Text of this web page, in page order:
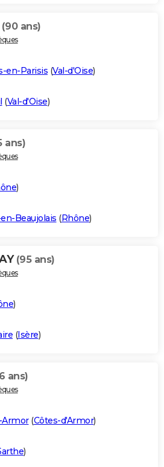
(90 ans)
en-Parisis (Val-d'Oise)
(Val-d'Oise)
ans)
)
Beaujolais (Rhône)
(95 ans)
)
(Isère)
ans)
Armor(Côtes-d'Armor)
)